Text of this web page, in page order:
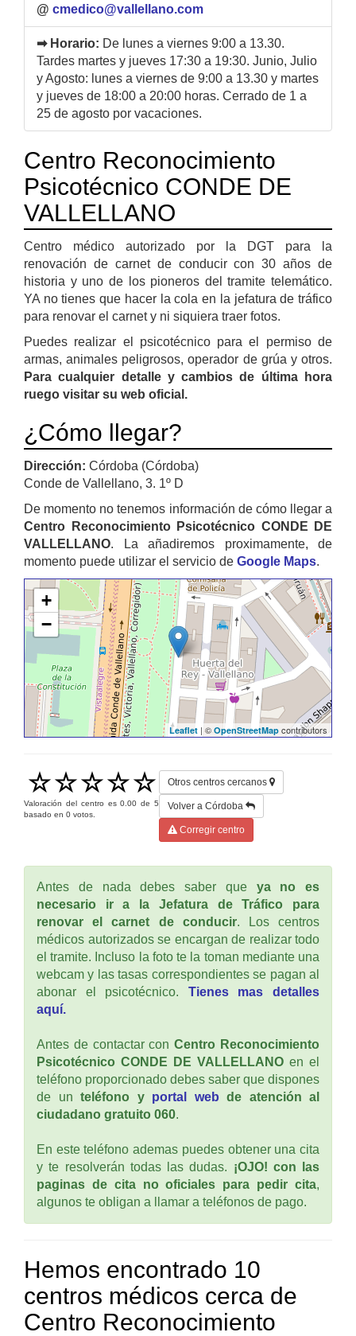
@ cmedico@vallellano.com
➡ Horario: De lunes a viernes 9:00 a 13.30.
Tardes martes y jueves 17:30 a 19:30. Junio, Julio
y Agosto: lunes a viernes de 9:00 a 13.30 y martes
y jueves de 18:00 a 20:00 horas. Cerrado de 1 a
25 de agosto por vacaciones.
Centro Reconocimiento
Psicotécnico CONDE DE
VALLELLANO
Centro médico autorizado por la DGT para la
renovación de carnet de conducir con 30 años de
historia y uno de los pioneros del tramite telemático.
YA no tienes que hacer la cola en la jefatura de tráfico
para renovar el carnet y ni siquiera traer fotos.
Puedes realizar el psicotécnico para el permiso de
armas, animales peligrosos, operador de grúa y otros.
Para cualquier detalle y cambios de última hora
ruego visitar su web oficial.
¿Cómo llegar?
Dirección: Córdoba (Córdoba)
Conde de Vallellano, 3. 1º D
De momento no tenemos información de cómo llegar a
Centro Reconocimiento Psicotécnico CONDE DE
VALLELLANO. La añadiremos proximamente, de
momento puede utilizar el servicio de Google Maps.
+
−
Leaflet | © OpenStreetMap contributors
Valoración del centro es0.00 de5
basado en 0 votos.
Otros centros cercanos
Volver a Córdoba
Corregir centro
Antes de nada debes saber que ya no es
necesario ir a la Jefatura de Tráfico para
renovar el carnet de conducir. Los centros
médicos autorizados se encargan de realizar todo
el tramite. Incluso la foto te la toman mediante una
webcam y las tasas correspondientes se pagan al
abonar el psicotécnico. Tienes mas detalles
aquí.
Antes de contactar conCentro Reconocimiento
Psicotécnico CONDE DE VALLELLANO en el
teléfono proporcionado debes saber que dispones
de un teléfono y portal web de atención al
ciudadano gratuito 060.
En este teléfono ademas puedes obtener una cita
y te resolverán todas las dudas. ¡OJO! con las
paginas de cita no oficiales para pedir cita,
algunos te obligan a llamar a teléfonos de pago.
Hemos encontrado 10
centros médicos cerca de
Centro Reconocimiento